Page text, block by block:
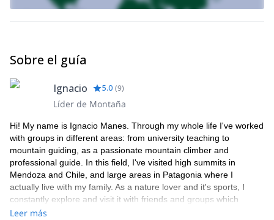
Sobre el guía
Ignacio 5.0 (9)
Líder de Montaña
Hi! My name is Ignacio Manes. Through my whole life I've worked
with groups in different areas: from university teaching to
mountain guiding, as a passionate mountain climber and
professional guide. In this field, I've visited high summits in
Mendoza and Chile, and large areas in Patagonia where I
actually live with my family. As a nature lover and it's sports, I
constantly explore and visit it with friends and groups which
normally comes from big cities.
Leer más